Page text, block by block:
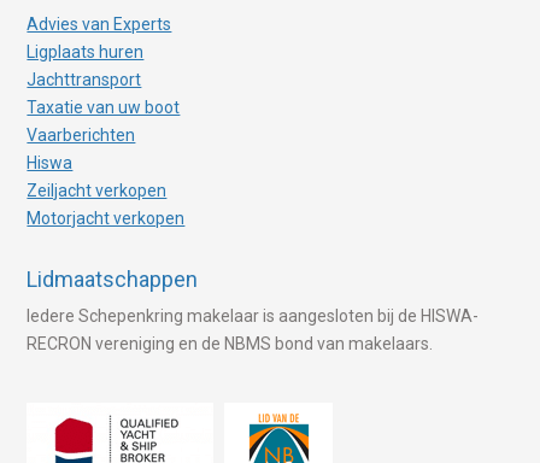
Advies van Experts
Ligplaats huren
Jachttransport
Taxatie van uw boot
Vaarberichten
Hiswa
Zeiljacht verkopen
Motorjacht verkopen
Lidmaatschappen
Iedere Schepenkring makelaar is aangesloten bij de HISWA-
RECRON vereniging en de NBMS bond van makelaars.